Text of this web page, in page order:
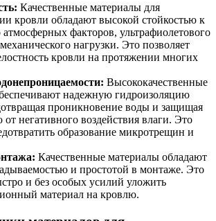
Качественные материалы для
кровли обладают высокой стойкостью к
факторов, ультрафиолетового
нагрузки. Это позволяет
кровли на протяжении многих
Высококачественные
надежную гидроизоляцию
проникновение воды и защищая
негативного воздействия влаги. Это
образование микротрещин и
Качественные материалы обладают
и простотой в монтаже. Это
и без особых усилий уложить
материал на кровлю.